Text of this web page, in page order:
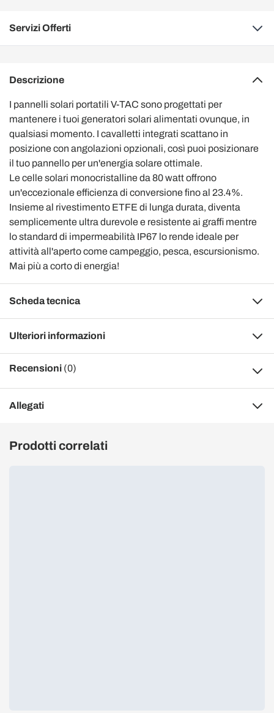
Servizi Offerti
Descrizione
I pannelli solari portatili V-TAC sono progettati per
mantenere i tuoi generatori solari alimentati ovunque, in
qualsiasi momento. I cavalletti integrati scattano in
posizione con angolazioni opzionali, così puoi posizionare
il tuo pannello per un'energia solare ottimale.
Le celle solari monocristalline da 80 watt offrono
un'eccezionale efficienza di conversione fino al 23.4%.
Insieme al rivestimento ETFE di lunga durata, diventa
semplicemente ultra durevole e resistente ai graffi mentre
lo standard di impermeabilità IP67 lo rende ideale per
attività all'aperto come campeggio, pesca, escursionismo.
Mai più a corto di energia!
Scheda tecnica
Ulteriori informazioni
Recensioni (0)
Allegati
Prodotti correlati